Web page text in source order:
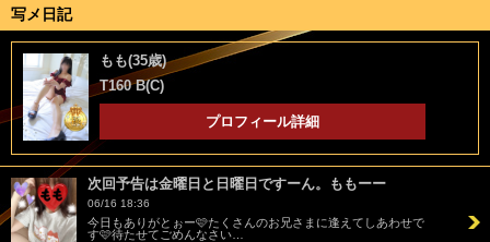
写メ日記
もも(35歳)
T160 B(C)
プロフィール詳細
次回予告は金曜日と日曜日ですーん。ももーー
06/16 18:36
今日もありがとぉー🩷たくさんのお兄さまに逢えてしあわせで
す🩷待たせてごめんなさい…